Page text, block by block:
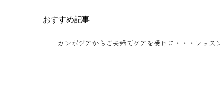
おすすめ記事
カンボジアからご夫婦でケアを受けに・・・レッス